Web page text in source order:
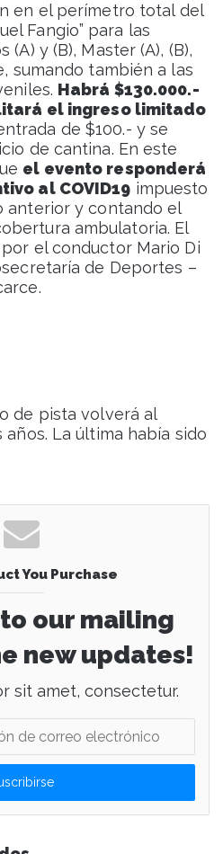
en el perímetro total del
Fangio” para las
y (B), Master (A), (B),
sumando también a las
Habrá $130.000.-
el ingreso limitado
de $100.- y se
de cantina. En este
el evento responderá
al COVID19 impuesto
anterior y contando el
ambulatoria. El
el conductor Mario Di
de Deportes –
de pista volverá al
años. La última había sido
You Purchase
our mailing
new updates!
sit amet, consectetur.